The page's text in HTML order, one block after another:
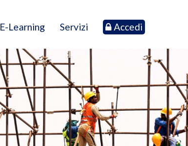
E-Learning Servizi Accedi